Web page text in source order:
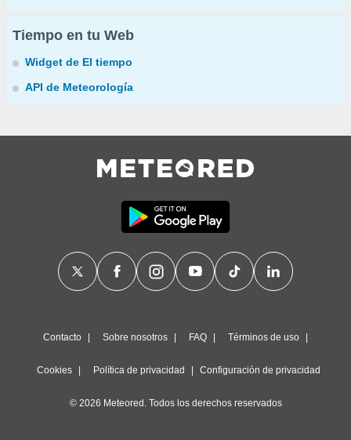
Tiempo en tu Web
Widget de El tiempo
API de Meteorología
Contacto Sobre nosotros FAQ Términos de uso
Cookies Política de privacidad Configuración de privacidad
© 2026 Meteored. Todos los derechos reservados